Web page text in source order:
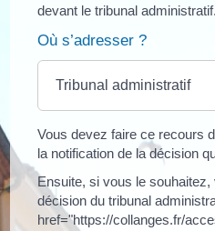
devant le tribunal administratif.
Où s’adresser ?
Tribunal administratif
Vous devez faire ce recours
la notification de la décision
Ensuite, si vous le
décision du tribunal
href="https://collanges.fr/